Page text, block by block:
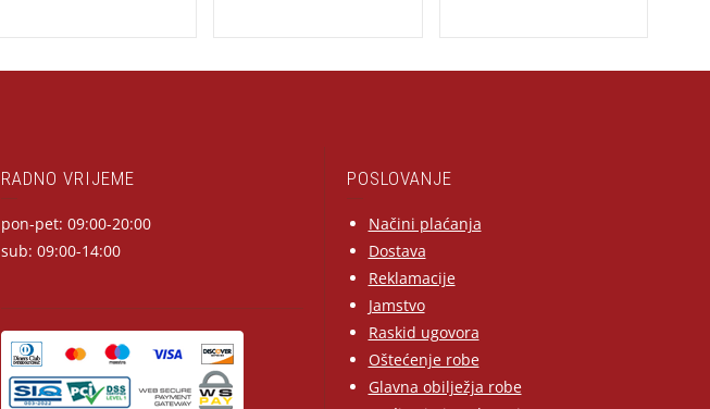
RADNO VRIJEME
pon-pet: 09:00-20:00
sub: 09:00-14:00
POSLOVANJE
Načini plaćanja
Dostava
Reklamacije
Jamstvo
Raskid ugovora
Oštećenje robe
Glavna obilježja robe